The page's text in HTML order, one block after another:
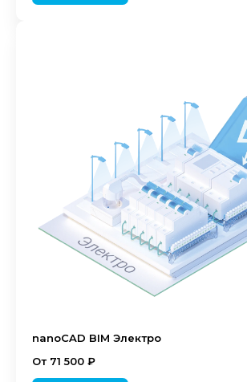
nanoCAD BIM Электро
От 71 500 ₽